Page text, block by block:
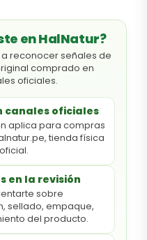
en HalNatur?
reconocer señales de
comprado en
oficiales.
canales oficiales
aplica para compras
tienda física
en la revisión
sobre
sellado, empaque,
del producto.